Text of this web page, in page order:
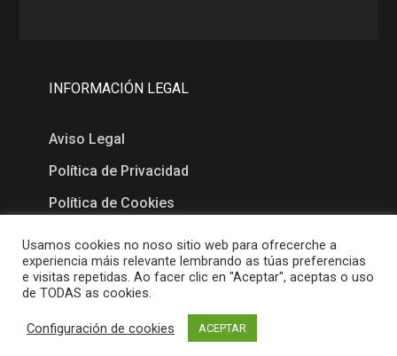
INFORMACIÓN LEGAL
Aviso Legal
Política de Privacidad
Política de Cookies
MAPA
Usamos cookies no noso sitio web para ofrecerche a
experiencia máis relevante lembrando as túas preferencias
e visitas repetidas. Ao facer clic en "Aceptar", aceptas o uso
de TODAS as cookies.
Configuración de cookies ACEPTAR